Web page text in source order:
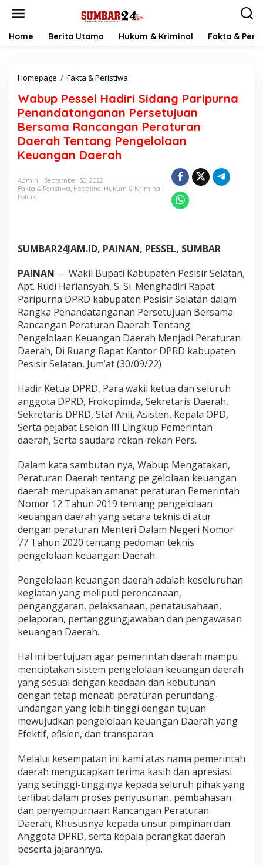
Home Berita Utama Hukum & Kriminal Fakta &
Homepage / Fakta & Peristiwa
b
u
p
P
e
H
i
i
d
a
n
g
P
a
r
i
p
r
n
a
P
e
n
d
a
t
a
g
a
n
a
e
r
s
e
t
u
a
n
B
e
r
s
a
a
R
a
n
c
a
n
g
a
Wabup Pessel Hadiri Sidang Paripurna
Penandatanganan Persetujuan
Bersama Rancangan Peraturan
Daerah Tentang Pengelolaan
Keuangan Daerah
Admin
September 30, 2022
Fakta & Peristiwa, Headline, Hukum & Kriminal,
Politik
SUMBAR24JAM.ID, PAINAN, PESSEL, SUMBAR
PAINAN — Wakil Bupati Kabupaten Pesisir Selatan,
Apt. Rudi Hariansyah, S. Si. Menghadiri Rapat
Paripurna DPRD kabupaten Pesisir Selatan dalam
Rangka Penandatanganan Persetujuan Bersama
Rancangan Peraturan Daerah Tentang
Pengelolaan Keuangan Daerah Menjadi Peraturan
Daerah, Di Ruang Rapat Kantor DPRD kabupaten
Pesisir Selatan, Jum’at (30/09/22)
Hadir Ketua DPRD, Para wakil ketua dan seluruh
anggota DPRD, Frokopimda, Sekretaris Daerah,
Sekretaris DPRD, Staf Ahli, Asisten, Kepala OPD,
Serta pejabat Eselon III Lingkup Pemerintah
daerah, Serta saudara rekan-rekan Pers.
Dalam kata sambutan nya, Wabup Mengatakan,
Peraturan Daerah tentang pe gelolaan keuangan
daerah merupakan amanat peraturan Pemerintah
Nomor 12 Tahun 2019 tentang pengelolaan
keuangan daerah yang secara teknis di atur
dengan peraturan Menteri Dalam Negeri Nomor
77 Tahun 2020 tentang pedoman teknis
pengelolaan keuangan Daerah.
Pengelolaan keuangan daerah adalah keseluruhan
kegiatan yang meliputi perencanaan,
penganggaran, pelaksanaan, penatausahaan,
pelaporan, pertanggungjawaban dan pengawasan
keuangan Daerah.
Hal ini bertujuan agar pemerintah daerah mampu
menciptakan sistem pengelolaan keuangan daerah
yang sesuai dengan keadaan dan kebutuhan
dengan tetap menaati peraturan perundang-
undangan yang lebih tinggi dengan tujuan
mewujudkan pengelolaan keuangan Daerah yang
Efektif, efisien, dan transparan.
Melalui kesempatan ini kami atas nama pemerintah
daerah mengucapkan terima kasih dan apresiasi
yang setinggi-tingginya kepada seluruh pihak yang
terlibat dalam proses penyusunan, pembahasan
dan penyempurnaan Rancangan Peraturan
Daerah, Khususnya kepada unsur pimpinan dan
Anggota DPRD, serta kepala perangkat daerah
beserta jajarannya.